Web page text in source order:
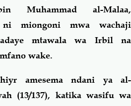
Muhammad al-Malaa,
miongoni mwa wachaji
mtawala wa Irbil na
wake.
amesema ndani ya
al-
(13/137), katika wasifu wa